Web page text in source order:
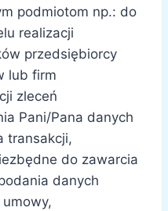
podmiotom np.: do
realizacji
przedsiębiorcy
lub firm
zleceń
Pani/Pana danych
transakcji,
do zawarcia
danych